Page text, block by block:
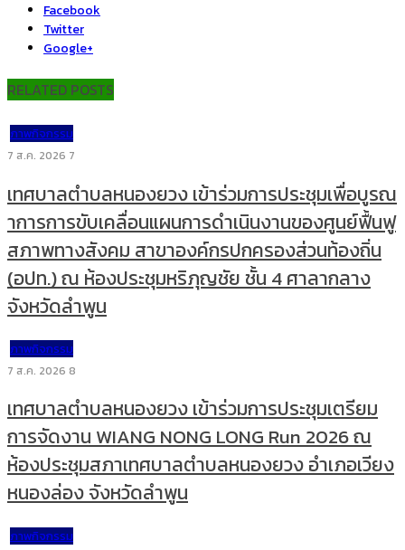
Facebook
Twitter
Google+
RELATED POSTS
ภาพกิจกรรม
7 ส.ค. 2026 7
เทศบาลตำบลหนองยวง เข้าร่วมการประชุมเพื่อบูรณ
าการการขับเคลื่อนแผนการดำเนินงานของศูนย์ฟื้นฟู
สภาพทางสังคม สาขาองค์กรปกครองส่วนท้องถิ่น
(อปท.) ณ ห้องประชุมหริภุญชัย ชั้น 4 ศาลากลาง
จังหวัดลำพูน
ภาพกิจกรรม
7 ส.ค. 2026 8
เทศบาลตำบลหนองยวง เข้าร่วมการประชุมเตรียม
การจัดงาน WIANG NONG LONG Run 2026 ณ
ห้องประชุมสภาเทศบาลตำบลหนองยวง อำเภอเวียง
หนองล่อง จังหวัดลำพูน
ภาพกิจกรรม